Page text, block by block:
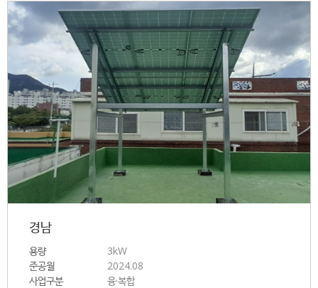
경남
용량
3kW
준공월
2024.08
사업구분
융·복합